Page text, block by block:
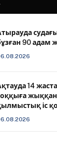
судағы
90 адам
14
іс